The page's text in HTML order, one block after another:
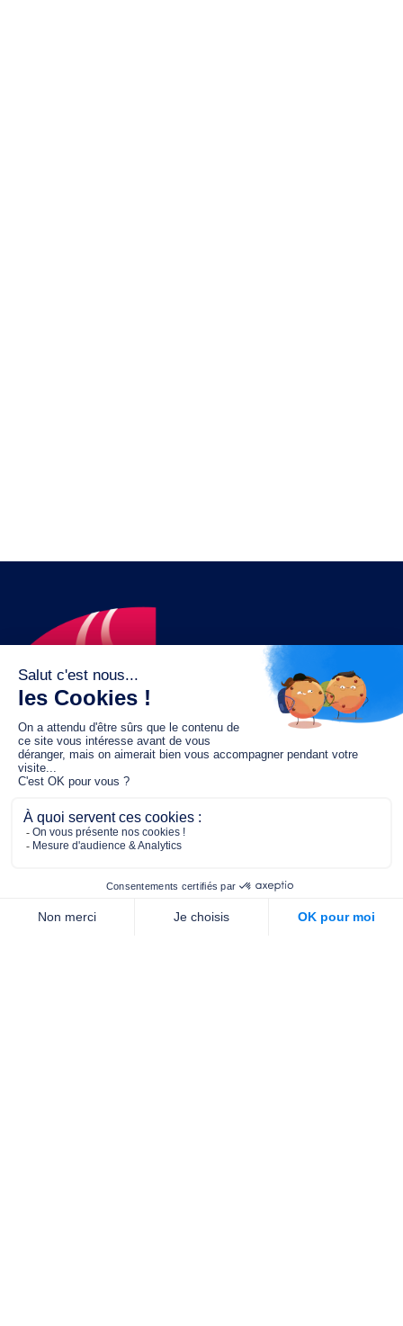
Le fonds de dotation MGC s’engage à
jouer un rôle dans la prévention santé
pour tous.
2/4 place de l’Abbé G. Hénocque
75637 PARIS CEDEX 13
01 40 78 06 56
Nous contacter
Qui sommes-nous ?